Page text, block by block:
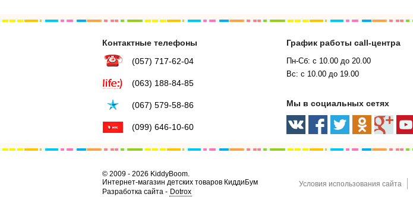
Контактные телефоны
(057) 717-62-04
(063) 188-84-85
(067) 579-58-86
(099) 646-10-60
График работы call-центра
Пн-Сб: с 10.00 до 20.00
Вс: с 10.00 до 19.00
Мы в социальных сетях
© 2009 - 2026 KiddyBoom.
Интернет-магазин детских товаров КиддиБум
Разработка сайта - Dotrox
Условия использования сайта